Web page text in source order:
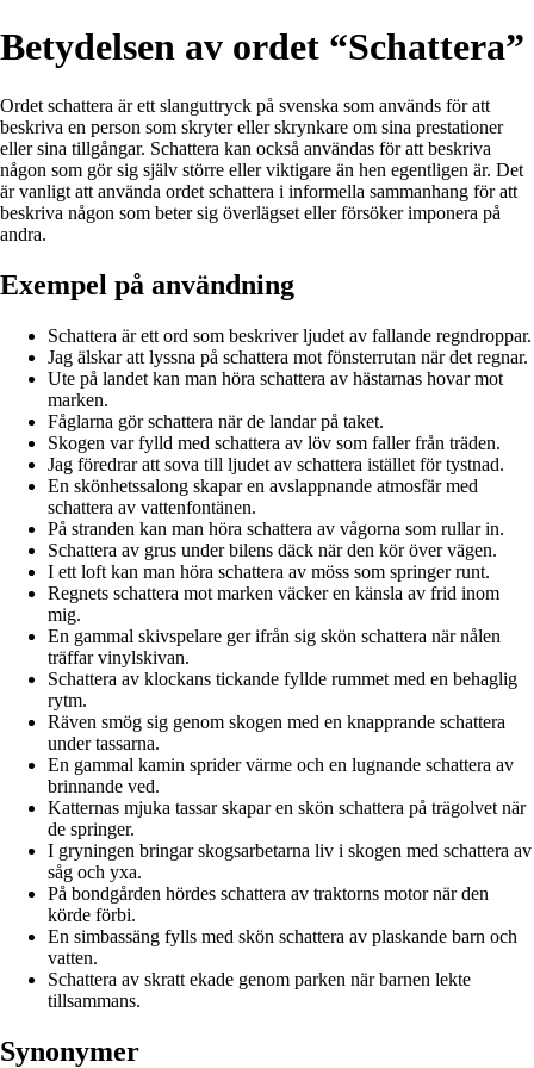
Betydelsen av ordet “Schattera”
Ordet schattera är ett slanguttryck på svenska som används för att
beskriva en person som skryter eller skrynkare om sina prestationer
eller sina tillgångar. Schattera kan också användas för att beskriva
någon som gör sig själv större eller viktigare än hen egentligen är. Det
är vanligt att använda ordet schattera i informella sammanhang för att
beskriva någon som beter sig överlägset eller försöker imponera på
andra.
Exempel på användning
Schattera är ett ord som beskriver ljudet av fallande regndroppar.
Jag älskar att lyssna på schattera mot fönsterrutan när det regnar.
Ute på landet kan man höra schattera av hästarnas hovar mot
marken.
Fåglarna gör schattera när de landar på taket.
Skogen var fylld med schattera av löv som faller från träden.
Jag föredrar att sova till ljudet av schattera istället för tystnad.
En skönhetssalong skapar en avslappnande atmosfär med
schattera av vattenfontänen.
På stranden kan man höra schattera av vågorna som rullar in.
Schattera av grus under bilens däck när den kör över vägen.
I ett loft kan man höra schattera av möss som springer runt.
Regnets schattera mot marken väcker en känsla av frid inom
mig.
En gammal skivspelare ger ifrån sig skön schattera när nålen
träffar vinylskivan.
Schattera av klockans tickande fyllde rummet med en behaglig
rytm.
Räven smög sig genom skogen med en knapprande schattera
under tassarna.
En gammal kamin sprider värme och en lugnande schattera av
brinnande ved.
Katternas mjuka tassar skapar en skön schattera på trägolvet när
de springer.
I gryningen bringar skogsarbetarna liv i skogen med schattera av
såg och yxa.
På bondgården hördes schattera av traktorns motor när den
körde förbi.
En simbassäng fylls med skön schattera av plaskande barn och
vatten.
Schattera av skratt ekade genom parken när barnen lekte
tillsammans.
Synonymer